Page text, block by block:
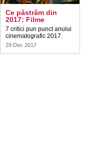
Ce păstrăm din
2017: Filme
7 critici pun punct anului
cinematografic 2017.
29 Dec 2017